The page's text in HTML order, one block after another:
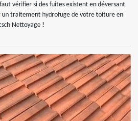
vérifier si des fuites existent en déversant
un traitement hydrofuge de votre toiture en
Nettoyage !